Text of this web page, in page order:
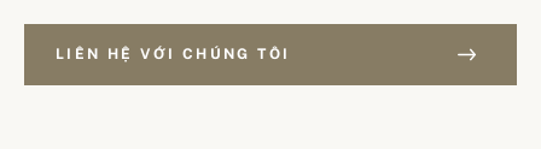
LIÊN HỆ VỚI CHÚNG TÔI